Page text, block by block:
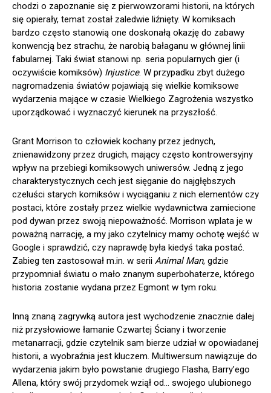
chodzi o zapoznanie się z pierwowzorami historii, na których
się opierały, temat został zaledwie liźnięty. W komiksach
bardzo często stanowią one doskonałą okazję do zabawy
konwencją bez strachu, że narobią bałaganu w głównej linii
fabularnej. Taki świat stanowi np. seria popularnych gier (i
oczywiście komiksów) Injustice. W przypadku zbyt dużego
nagromadzenia światów pojawiają się wielkie komiksowe
wydarzenia mające w czasie Wielkiego Zagrożenia wszystko
uporządkować i wyznaczyć kierunek na przyszłość.
Grant Morrison to człowiek kochany przez jednych,
znienawidzony przez drugich, mający często kontrowersyjny
wpływ na przebiegi komiksowych uniwersów. Jedną z jego
charakterystycznych cech jest sięganie do najgłębszych
czeluści starych komiksów i wyciąganiu z nich elementów czy
postaci, które zostały przez wielkie wydawnictwa zamiecione
pod dywan przez swoją niepoważność. Morrison wplata je w
poważną narrację, a my jako czytelnicy mamy ochotę wejść w
Google i sprawdzić, czy naprawdę była kiedyś taka postać.
Zabieg ten zastosował m.in. w serii Animal Man, gdzie
przypomniał światu o mało znanym superbohaterze, którego
historia zostanie wydana przez Egmont w tym roku.
Inną znaną zagrywką autora jest wychodzenie znacznie dalej
niż przysłowiowe łamanie Czwartej Ściany i tworzenie
metanarracji, gdzie czytelnik sam bierze udział w opowiadanej
historii, a wyobraźnia jest kluczem. Multiwersum nawiązuje do
wydarzenia jakim było powstanie drugiego Flasha, Barry’ego
Allena, który swój przydomek wziął od… swojego ulubionego